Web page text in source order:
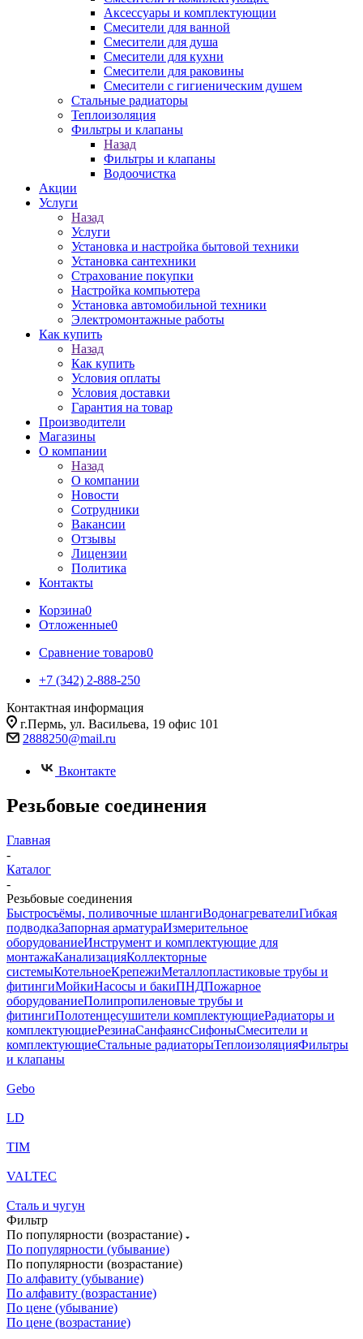
Аксессуары и комплектующии
Смесители для ванной
Смесители для душа
Смесители для кухни
Смесители для раковины
Смесители с гигиеническим душем
Стальные радиаторы
Теплоизоляция
Фильтры и клапаны
Назад
Фильтры и клапаны
Водоочистка
Акции
Услуги
Назад
Услуги
Установка и настройка бытовой техники
Установка сантехники
Страхование покупки
Настройка компьютера
Установка автомобильной техники
Электромонтажные работы
Как купить
Назад
Как купить
Условия оплаты
Условия доставки
Гарантия на товар
Производители
Магазины
О компании
Назад
О компании
Новости
Сотрудники
Вакансии
Отзывы
Лицензии
Политика
Контакты
Корзина0
Отложенные0
Сравнение товаров0
+7 (342) 2-888-250
Контактная информация
г.Пермь, ул. Васильева, 19 офис 101
2888250@mail.ru
Вконтакте
Резьбовые соединения
Главная
-
Каталог
-
Резьбовые соединения
Быстросъёмы, поливочные шлангиВодонагревателиГибкая
подводкаЗапорная арматураИзмерительное
оборудованиеИнструмент и комплектующие для
монтажаКанализацияКоллекторные
системыКотельноеКрепежиМеталлопластиковые трубы и
фитингиМойкиНасосы и бакиПНДПожарное
оборудованиеПолипропиленовые трубы и
фитингиПолотенцесушители комплектующиеРадиаторы и
комплектующиеРезинаСанфаянсСифоныСмесители и
комплектующиеСтальные радиаторыТеплоизоляцияФильтры
и клапаны
Gebo
LD
TIM
VALTEC
Сталь и чугун
Фильтр
По популярности (возрастание)
По популярности (убывание)
По популярности (возрастание)
По алфавиту (убывание)
По алфавиту (возрастание)
По цене (убывание)
По цене (возрастание)